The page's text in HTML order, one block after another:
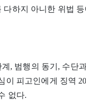
하지 아니한 위법
, 범행의 동기, 수단
이 피고인에게 징역
없다.